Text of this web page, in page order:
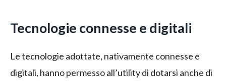
Tecnologie connesse e digitali
Le tecnologie adottate, nativamente connesse e
digitali, hanno permesso all’utility di dotarsi anche di